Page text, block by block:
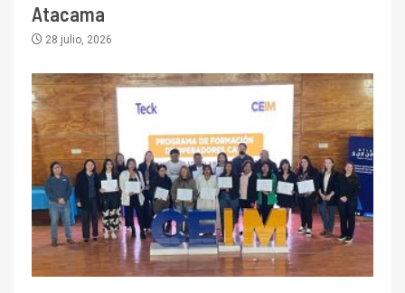
Atacama
28 julio, 2026